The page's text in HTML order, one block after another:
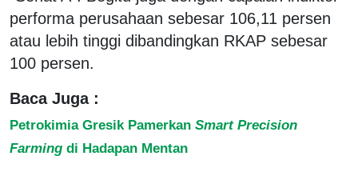
performa perusahaan sebesar 106,11 persen
atau lebih tinggi dibandingkan RKAP sebesar
100 persen.
Baca Juga :
Petrokimia Gresik Pamerkan Smart Precision
Farming di Hadapan Mentan